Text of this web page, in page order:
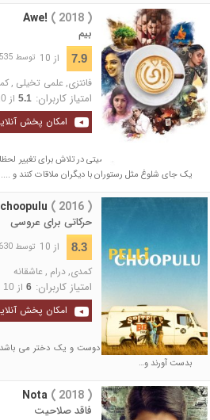
Awe! ( 2018 )
بیم
7.9 از 10 توسط 2,535 نفر در
فانتزی, علمی تخیلی ,
امتیاز کاربران: 5.1از
امکان پخش
یک جوان تنها و چند شخصیتی در تلاش برای تغییر
یک جای شلوغ مثل رستوران با دیگران ملاقات کنند و ....
( 2016 )
حرکاتی برای عروسی
8.3 از 10 توسط 4,630 نفر در
کمدی,درام ,عاشقانه
امتیاز کاربران: 6از 10
امکان پخش
داستان فیلم درباره ی سه دوست و یک دختر می
بدست آورند و…
Nota ( 2018 )
فاقد صلاحیت